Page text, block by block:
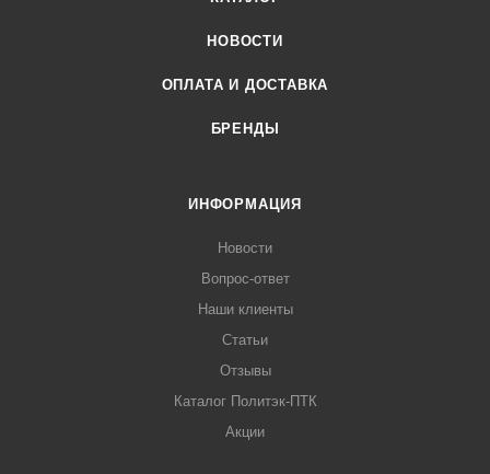
НОВОСТИ
ОПЛАТА И ДОСТАВКА
БРЕНДЫ
ИНФОРМАЦИЯ
Новости
Вопрос-ответ
Наши клиенты
Статьи
Отзывы
Каталог Политэк-ПТК
Акции